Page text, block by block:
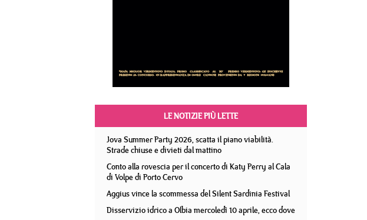
LE NOTIZIE PIÙ LETTE
Jova Summer Party 2026, scatta il piano viabilità.
Strade chiuse e divieti dal mattino
Conto alla rovescia per il concerto di Katy Perry al Cala
di Volpe di Porto Cervo
Aggius vince la scommessa del Silent Sardinia Festival
Disservizio idrico a Olbia mercoledì 10 aprile, ecco dove